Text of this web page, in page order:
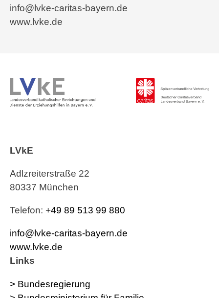
info@lvke-caritas-bayern.de
www.lvke.de
LVkE
Adlzreiterstraße 22
80337 München
Telefon: +49 89 513 99 880
info@lvke-caritas-bayern.de
www.lvke.de
Links
> Bundesregierung